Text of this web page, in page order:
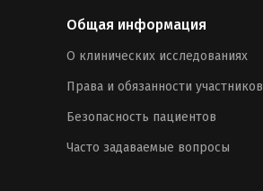
Общая информация
О клинических исследованиях
Права и обязанности участников
Безопасность пациентов
Часто задаваемые вопросы